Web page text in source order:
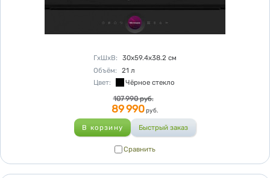
Характеристики
ГхШхВ: 30х59.4х38.2 см
Объём: 21 л
Цвет: Чёрное стекло
107 990 руб.
89 990руб.
Сравнить